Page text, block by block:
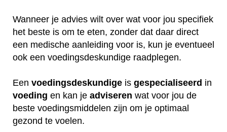
Wanneer je advies wilt over wat voor jou specifiek
het beste is om te eten, zonder dat daar direct
een medische aanleiding voor is, kun je eventueel
ook een voedingsdeskundige raadplegen.
Een voedingsdeskundige is gespecialiseerd in
voeding en kan je adviseren wat voor jou de
beste voedingsmiddelen zijn om je optimaal
gezond te voelen.